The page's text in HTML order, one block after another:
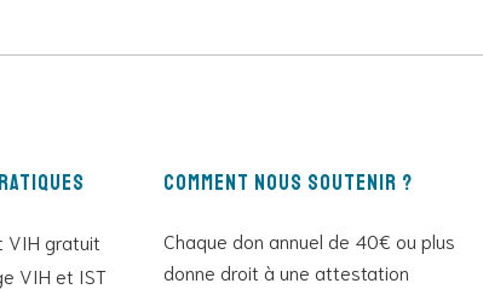
VIH gratuit
VIH et IST
Comment nous soutenir ?
Chaque don annuel de 40€ ou plus
donne droit à une attestation